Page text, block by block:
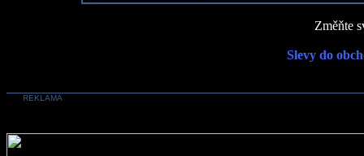
Změňte
Slevy do
REKLAMA